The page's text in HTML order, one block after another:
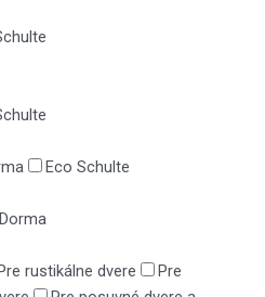
Eco Schulte
Dorma
rustikálne dvere
Pre